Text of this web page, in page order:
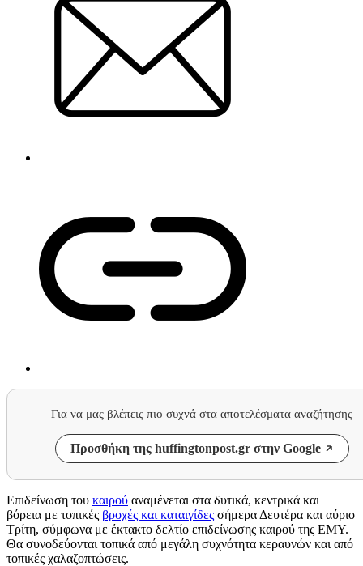
Για να μας βλέπεις πιο συχνά στα αποτελέσματα αναζήτησης
Προσθήκη της huffingtonpost.gr στην Google
Επιδείνωση του καιρού αναμένεται στα δυτικά, κεντρικά και
βόρεια με τοπικές βροχές και καταιγίδες σήμερα Δευτέρα και αύριο
Τρίτη, σύμφωνα με έκτακτο δελτίο επιδείνωσης καιρού της ΕΜΥ.
Θα συνοδεύονται τοπικά από μεγάλη συχνότητα κεραυνών και από
τοπικές χαλαζοπτώσεις.